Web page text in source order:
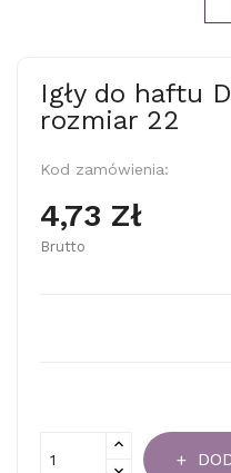
Igły do haftu
rozmiar 22
Kod zamówienia:
4,73 Zł
Brutto